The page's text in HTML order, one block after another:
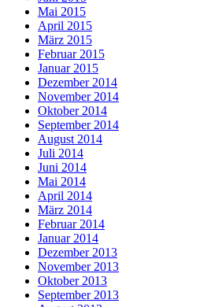
Mai 2015
April 2015
März 2015
Februar 2015
Januar 2015
Dezember 2014
November 2014
Oktober 2014
September 2014
August 2014
Juli 2014
Juni 2014
Mai 2014
April 2014
März 2014
Februar 2014
Januar 2014
Dezember 2013
November 2013
Oktober 2013
September 2013